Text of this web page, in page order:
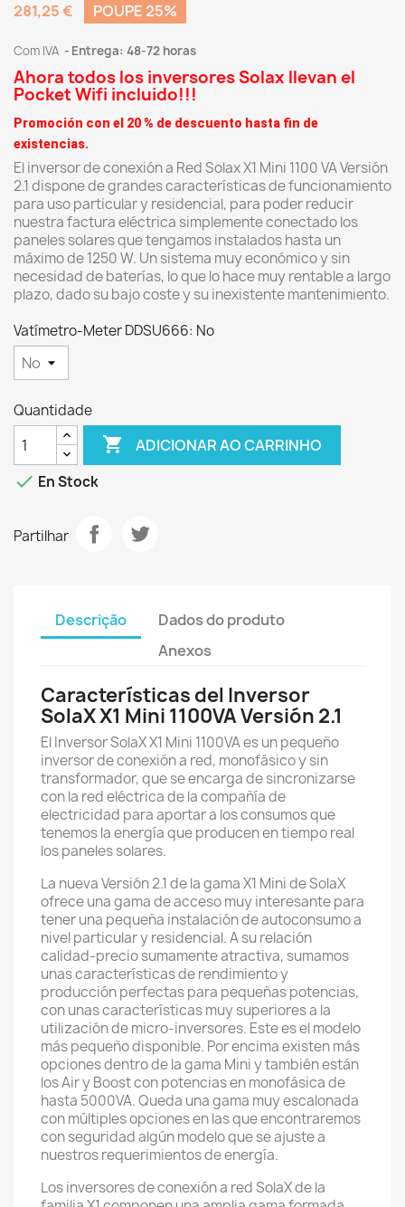
281,25 €
POUPE 25%
Com IVA Entrega: 48-72 horas
Ahora todos los inversores Solax llevan el
Pocket Wifi incluido!!!
Promoción con el 20 % de descuento hasta fin de
existencias.
El inversor de conexión a Red Solax X1 Mini 1100 VA Versión
2.1 dispone de grandes características de funcionamiento
para uso particular y residencial, para poder reducir
nuestra factura eléctrica simplemente conectado los
paneles solares que tengamos instalados hasta un
máximo de 1250 W. Un sistema muy económico y sin
necesidad de baterías, lo que lo hace muy rentable a largo
plazo, dado su bajo coste y su inexistente mantenimiento.
Vatímetro-Meter DDSU666: No
Quantidade
 ADICIONAR AO CARRINHO
 En Stock
Partilhar
Descrição
Dados do produto
Anexos
Características del Inversor
SolaX X1 Mini 1100VA Versión 2.1
El Inversor SolaX X1 Mini 1100VA es un pequeño
inversor de conexión a red, monofásico y sin
transformador, que se encarga de sincronizarse
con la red eléctrica de la compañía de
electricidad para aportar a los consumos que
tenemos la energía que producen en tiempo real
los paneles solares.
La nueva Versión 2.1 de la gama X1 Mini de SolaX
ofrece una gama de acceso muy interesante para
tener una pequeña instalación de autoconsumo a
nivel particular y residencial. A su relación
calidad-precio sumamente atractiva, sumamos
unas características de rendimiento y
producción perfectas para pequeñas potencias,
con unas características muy superiores a la
utilización de micro-inversores. Este es el modelo
más pequeño disponible. Por encima existen más
opciones dentro de la gama Mini y también están
los Air y Boost con potencias en monofásica de
hasta 5000VA. Queda una gama muy escalonada
con múltiples opciones en las que encontraremos
con seguridad algún modelo que se ajuste a
nuestros requerimientos de energía.
Los inversores de conexión a red SolaX de la